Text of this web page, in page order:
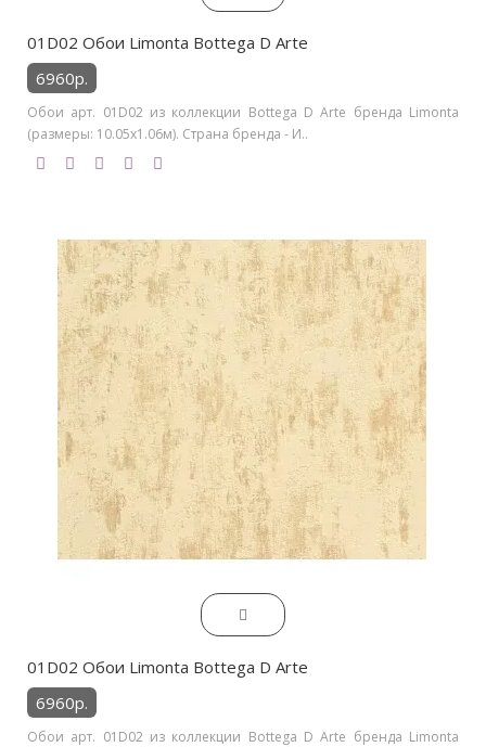
01D02 Обои Limonta Bottega D Arte
6960р.
Обои арт. 01D02 из коллекции Bottega D Arte бренда Limonta
(размеры: 10.05х1.06м). Страна бренда - И..
01D02 Обои Limonta Bottega D Arte
6960р.
Обои арт. 01D02 из коллекции Bottega D Arte бренда Limonta